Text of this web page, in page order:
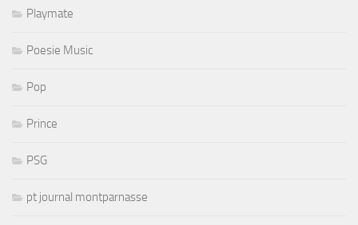
Playmate
Poesie Music
Pop
Prince
PSG
pt journal montparnasse